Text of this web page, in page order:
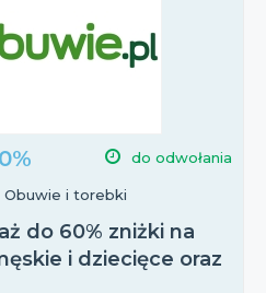
do odwołania
Obuwie i torebki
do 60% zniżki na
i dziecięce oraz